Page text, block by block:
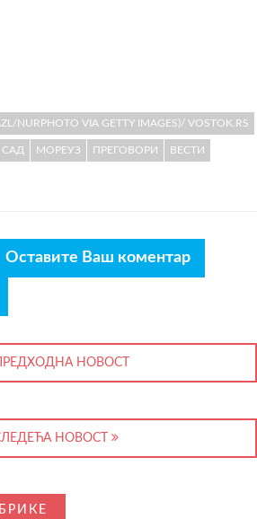
NURPHOTO VIA GETTY IMAGES)/ VOSTOK.RS
САД МОРЕУЗ ПРЕГОВОРИ ВЕСТИ
Оставите Ваш коментар
НОВОСТ
НОВОСТ